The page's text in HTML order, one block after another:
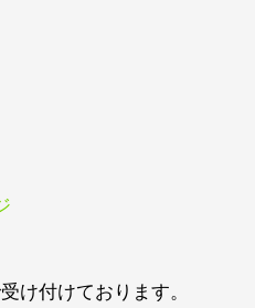
け付けております。